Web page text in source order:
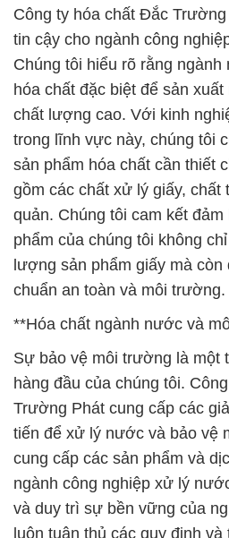
Công ty hóa chất Đắc
tin cậy cho ngành công
Chúng tôi hiểu rõ rằng ngành
hóa chất đặc biệt để sản
chất lượng cao. Với kinh
trong lĩnh vực này, chúng tôi
sản phẩm hóa chất cần thiết
gồm các chất xử lý giấy, chất
quản. Chúng tôi cam kết đảm
phẩm của chúng tôi không
lượng sản phẩm giấy mà
chuẩn an toàn và môi trường.
**Hóa chất ngành nước và
Sự bảo vệ môi trường là một
hàng đầu của chúng tôi.
Trường Phát cung cấp các
tiến để xử lý nước và bảo vệ
cung cấp các sản phẩm và
ngành công nghiệp xử lý
và duy trì sự bền vững của
luôn tuân thủ các quy định